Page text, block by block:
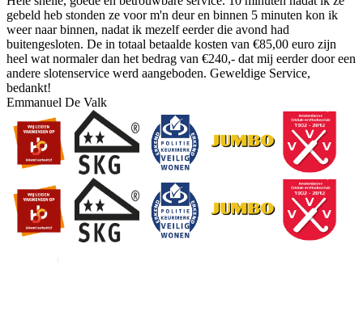
gebeld heb stonden ze voor m'n deur en binnen 5 minuten kon ik
weer naar binnen, nadat ik mezelf eerder die avond had
buitengesloten. De in totaal betaalde kosten van €85,00 euro zijn
heel wat normaler dan het bedrag van €240,- dat mij eerder door een
andere slotenservice werd aangeboden. Geweldige Service,
bedankt!
Emmanuel De Valk